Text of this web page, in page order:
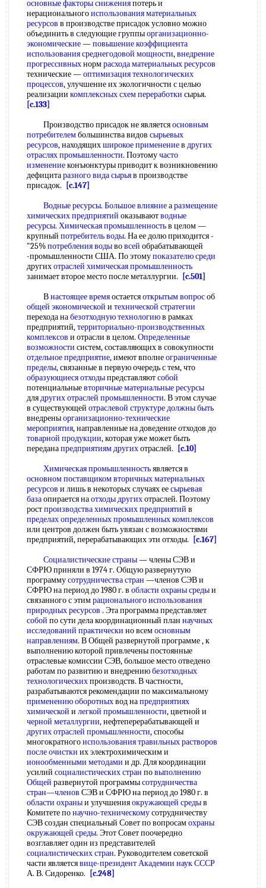
основные факторы сниженияпотерь и
нерациональногоиспользования материальных
ресурсов в производстве присадок условно можно
объединить в следующие группыорганизационно-
экономические—повышение коэффициента
использованиясреднегодовой мощности,внедрение
прогрессивныхнормрасхода материальных ресурсов
технические —оптимизация технологических
процессов, улучшение их экологичности с целью
реализации комплексных схем переработки сырья.
[c.133]
Производство присадок не являетсяосновным
потребителембольшинства видов сырьевых
ресурсов, находящихширокое применениев других
отраслях промышленности. Поэтомучасто
изменениеконъюнктуры приводит к возникновению
дефицитаразного вида сырьяв производстве
присадок.
[c.147]
Водные ресурсы. Большое влияниеаразмещение
химических предприятий оказываютводные
ресурсы. Химическая промышленностьв целом —
крупный потребитель воды. На ее долю приходится -
"25%потребления водывовсей обрабатывающей
-промышленности США. По этомупоказателю среди
другихотраслей химическая промышленность
занимает второе место после металлургии.
[c.501]
Внастоящее времяостаетсяоткрытым вопрособ
общей экономической и технической стратегии
перехода набезотходную технологиюв рамках
предприятий,территориально-производственных
комплексов и отрасли в целом. Определенные
возможности систем, составляющих в совокупности
отдельное предприятие, имеют вполнеограниченные
пределы, связанные в первую очередь с тем, что
образующиеся отходыпредставляютсобой
потенциальныевторичные материальные ресурсы
длядругих отраслей промышленности. В этом случае
в существующей отраслевой структуредолжны быть
внедреныорганизационно-технические
мероприятия, направленные на доведение отходов до
товарной продукции, которая уже может быть
переданапредприятиям другихотраслей.
[c.10]
Химическая промышленностьявляется в
основном поставщикомвторичных материальных
ресурсов и лишь в некоторых случаях еесырьевая
базаопирается наотходы другихотраслей. Поэтому
ростпроизводства химических предприятий в
пределах определенныхпромышленных комплексов
или центров должен быть увязан с возможностями
предприятий, перерабатывающих эти отходы.
[c.167]
Социалистические страны— члены СЭВ и
СФРЮ приняли в 1974 г. Общую развернутую
программусотрудничества стран —членов СЭВ и
СФРЮ на период до 1980 г. в области охраны средыи
связанного с этимрационального использования
природных ресурсов . Эта программа представляет
собой по сути дела координационный план научных
исследований практически но всемосновным
направлениям. В Общей развернутой программе , к
выполнению которой привлечены постоянные
отраслевые комиссии СЭВ, большое место отведено
работам по развитию и внедрениюбезотходных
технологическихпроизводств. В частности,
разрабатываются рекомендации по максимальному
применению оборотныхвод напредприятиях
химической и легкой промышленности, цветной и
черной металлургии, нефтеперерабатывающей и
других отраслей промышленности, способы
многократногоиспользования травильных растворов
после очистки их электрохимическим и
ионообменными методами и др. Для координации
усилий социалистических стран повыполнению
Общей развернутой программысотрудничества
стран—членов СЭВ и СФРЮ на период до 1980 г. в
области охраныи улучшенияокружающей средыв
Комитете понаучно-техническомусотрудничеству
СЭВ создан специальный Совет по вопросамохраны
окружающей среды. Этот Совет поочередно
возглавляет один из представителей
социалистических стран. Руководителем советской
части являетсявице-президентАкадемии наук СССР
А. В. Сидоренко.
[c.248]